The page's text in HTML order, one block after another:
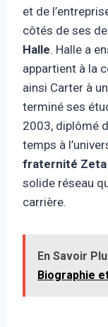
et de
côtés de ses
Halle. Halle a
appartient à la
ainsi Carter à
terminé ses
2003, diplômé
temps à
fraternité Zeta
solide réseau
carrière.
En Savoir
Biographie